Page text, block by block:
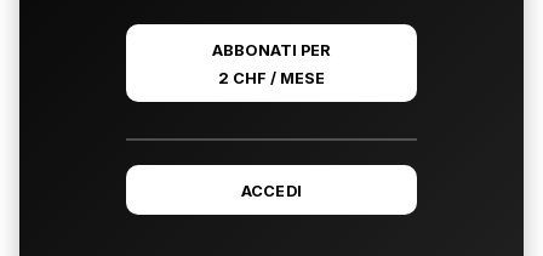
ABBONATI PER
2 CHF / MESE
ACCEDI